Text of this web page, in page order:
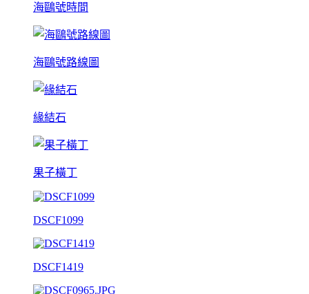
海鷗號時間
海鷗號路線圖
緣結石
果子橫丁
DSCF1099
DSCF1419